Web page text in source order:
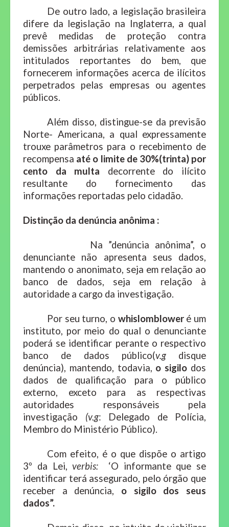
De outro lado, a legislação brasileira
difere da legislação na Inglaterra, a qual
prevê medidas de proteção contra
demissões arbitrárias relativamente aos
intitulados reportantes do bem, que
fornecerem informações acerca de ilícitos
perpetrados pelas empresas ou agentes
públicos.
Além disso, distingue-se da previsão
Norte- Americana, a qual expressamente
trouxe parâmetros para o recebimento de
recompensa até o limite de 30%(trinta) por
cento da multa decorrente do ilícito
resultante do fornecimento das
informações reportadas pelo cidadão.
Distinção da denúncia anônima :
Na ”denúncia anônima”, o
denunciante não apresenta seus dados,
mantendo o anonimato, seja em relação ao
banco de dados, seja em relação à
autoridade a cargo da investigação.
Por seu turno, o whislomblower é um
instituto, por meio do qual o denunciante
poderá se identificar perante o respectivo
banco de dados público(v.gdisque
denúncia), mantendo, todavia, o sigilo dos
dados de qualificação para o público
externo, exceto para as respectivas
autoridades responsáveis pela
investigação (v.g: Delegado de Polícia,
Membro do Ministério Público).
Com efeito, é o que dispõe o artigo
3º da Lei,verbis: ‘O informante que se
identificar terá assegurado, pelo órgão que
receber a denúncia, o sigilo dos seus
dados”.